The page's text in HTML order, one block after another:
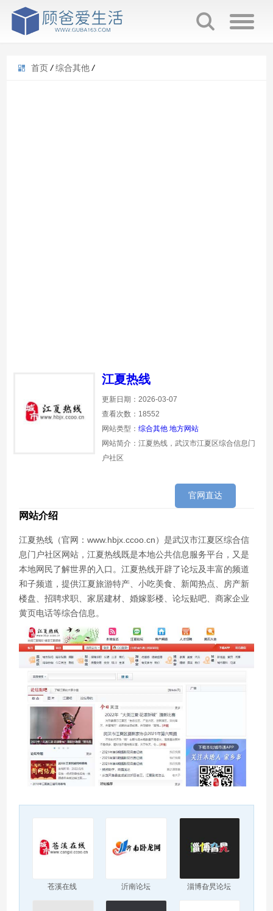
首页 / 综合其他 /
江夏热线
更新日期：2026-03-07
查看次数：18552
网站类型：综合其他 地方网站
网站简介：江夏热线，武汉市江夏区综合信息门
户社区
官网直达
网站介绍
江夏热线（官网：www.hbjx.ccoo.cn）是武汉市江夏区综合信
息门户社区网站，江夏热线既是本地公共信息服务平台，又是
本地网民了解世界的入口。江夏热线开辟了论坛及丰富的频道
和子频道，提供江夏旅游特产、小吃美食、新闻热点、房产新
楼盘、招聘求职、家居建材、婚嫁影楼、论坛贴吧、商家企业
黄页电话等综合信息。
苍溪在线 沂南论坛 淄博旮旯论坛